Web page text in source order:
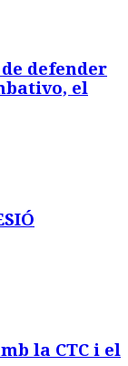
defender
el
la CTC i el